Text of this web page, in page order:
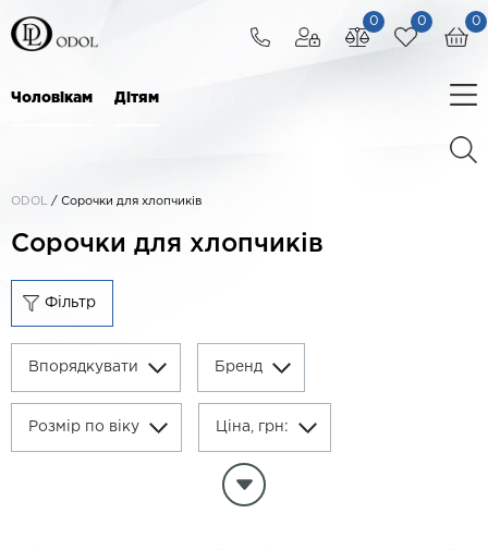
0
0
0
Чоловікам Дітям
ODOL / Сорочки для хлопчиків
Сорочки для хлопчиків
Фільтр
Впорядкувати Бренд
Розмір по віку Ціна, грн: